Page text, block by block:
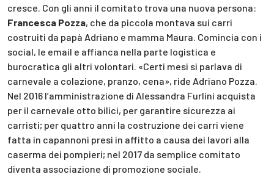
cresce. Con gli anni il comitato trova una nuova persona:
Francesca Pozza, che da piccola montava sui carri
costruiti da papà Adriano e mamma Maura. Comincia con i
social, le email e affianca nella parte logistica e
burocratica gli altri volontari. «Certi mesi si parlava di
carnevale a colazione, pranzo, cena», ride Adriano Pozza.
Nel 2016 l’amministrazione di Alessandra Furlini acquista
per il carnevale otto bilici, per garantire sicurezza ai
carristi; per quattro anni la costruzione dei carri viene
fatta in capannoni presi in affitto a causa dei lavori alla
caserma dei pompieri; nel 2017 da semplice comitato
diventa associazione di promozione sociale.